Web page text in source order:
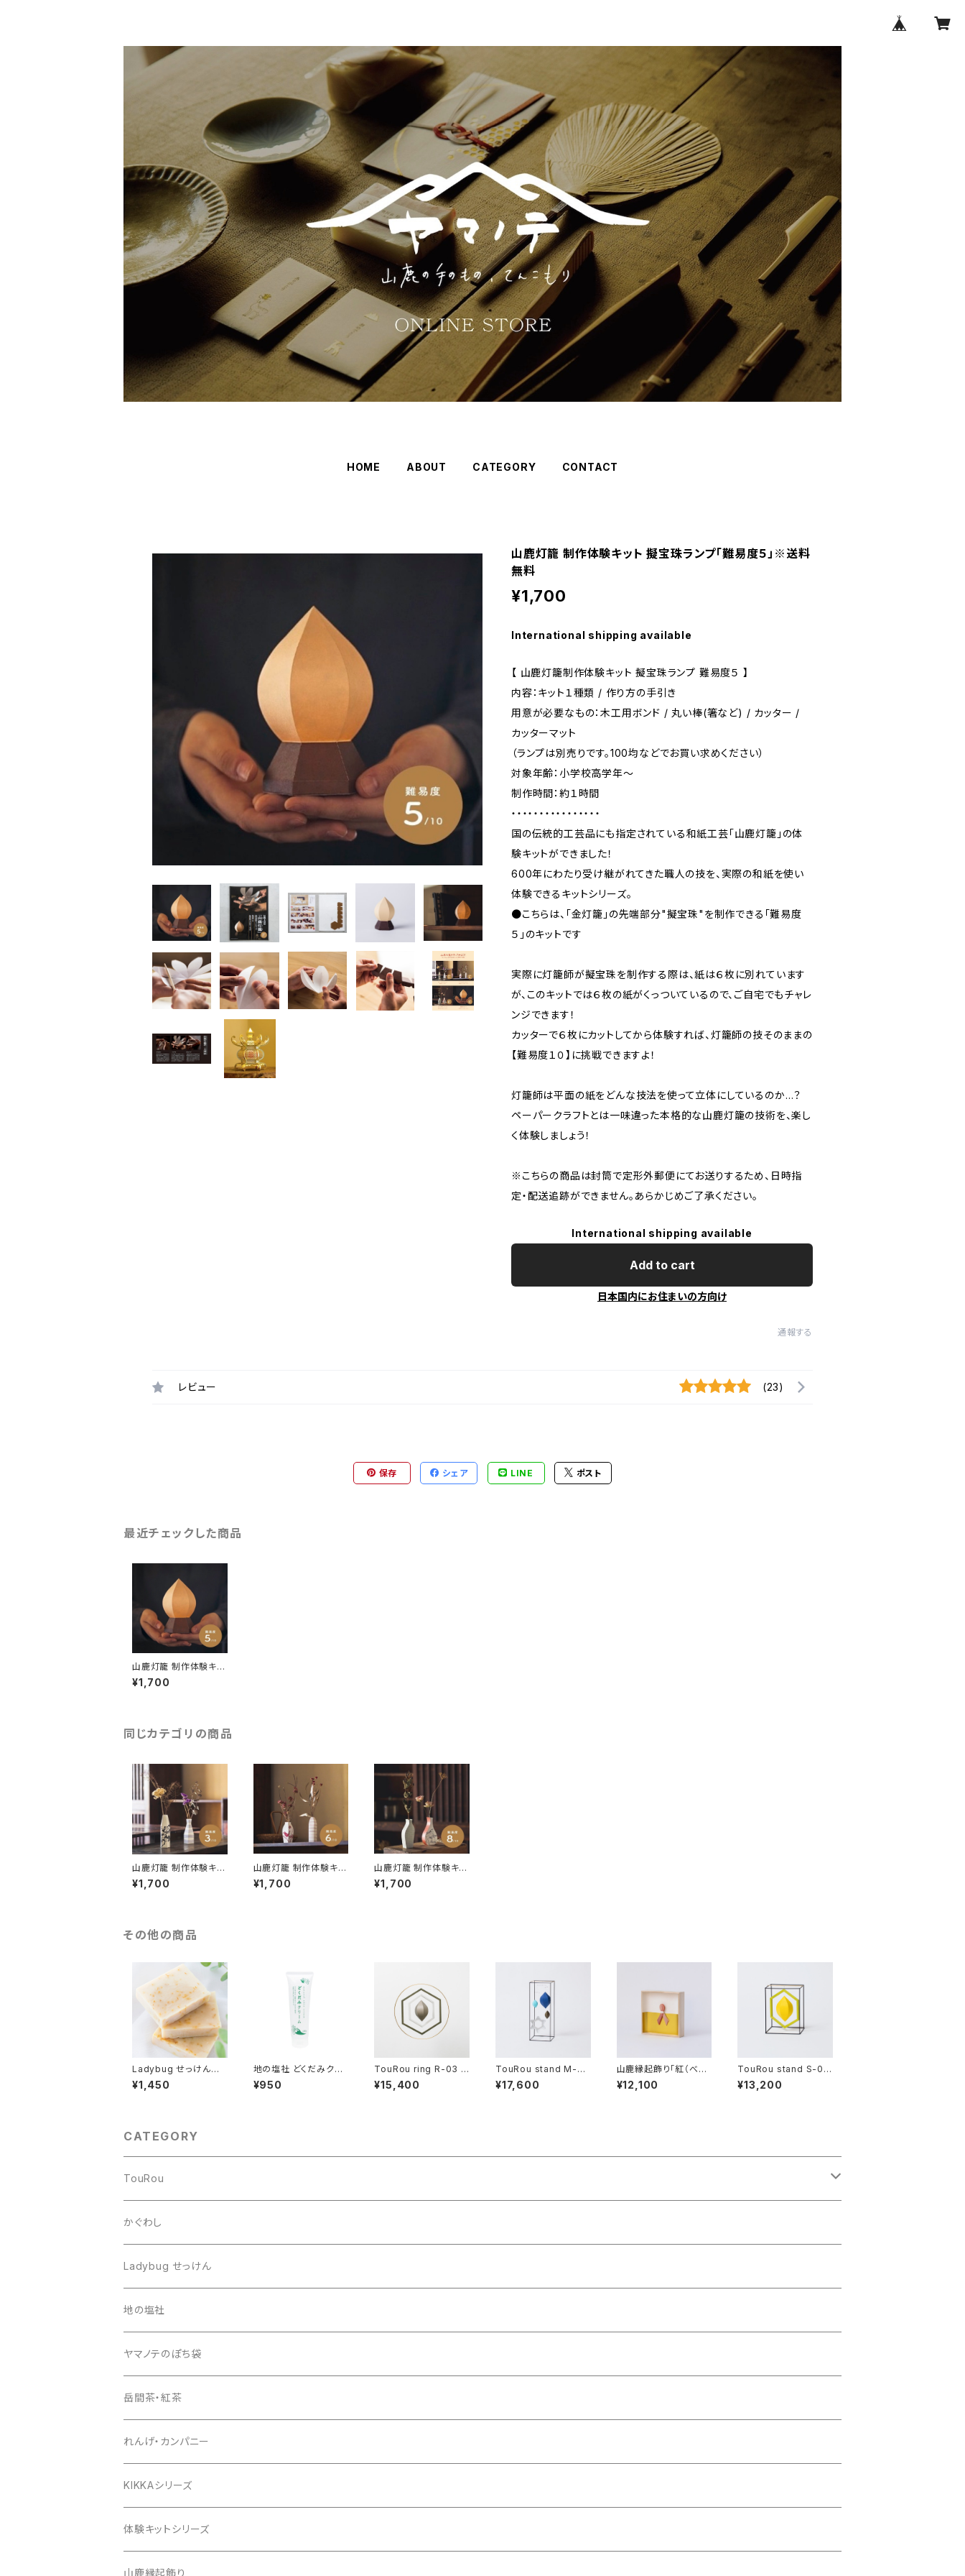
HOME ABOUT CATEGORY CONTACT
山鹿灯籠 制作体験キット 擬宝珠ランプ「難易度５」※送料
無料
¥1,700
International shipping available
【 山鹿灯籠制作体験キット 擬宝珠ランプ 難易度５ 】
内容：キット１種類 / 作り方の手引き
用意が必要なもの：木工用ボンド / 丸い棒(箸など) / カッター /
カッターマット
（ランプは別売りです。100均などでお買い求めください）
対象年齢：小学校高学年〜
制作時間：約１時間
・・・・・・・・・・・・・・・・
国の伝統的工芸品にも指定されている和紙工芸「山鹿灯籠」の体
験キットができました！
600年にわたり受け継がれてきた職人の技を、実際の和紙を使い
体験できるキットシリーズ。
●こちらは、「金灯籠」の先端部分"擬宝珠"を制作できる「難易度
５」のキットです
実際に灯籠師が擬宝珠を制作する際は、紙は６枚に別れています
が、このキットでは６枚の紙がくっついているので、ご自宅でもチャレ
ンジできます！
カッターで６枚にカットしてから体験すれば、灯籠師の技そのままの
【難易度１０】に挑戦できますよ！
灯籠師は平面の紙をどんな技法を使って立体にしているのか…？
ペーパークラフトとは一味違った本格的な山鹿灯籠の技術を、楽し
く体験しましょう！
※こちらの商品は封筒で定形外郵便にてお送りするため、日時指
定・配送追跡ができません。あらかじめご了承ください。
International shipping available
Add to cart
日本国内にお住まいの方向け
通報する
レビュー (23)
保存 シェア LINE ポスト
最近チェックした商品
山鹿灯籠 制作体験キッ
ト 擬宝珠ランプ「難易度
５」※送料無料
¥1,700
同じカテゴリの商品
山鹿灯籠 制作体験キッ
ト ドライフラワーベース
「難易度３」※送料無料
¥1,700
山鹿灯籠 制作体験キッ
ト ドライフラワーベース
「難易度６」※送料無料
¥1,700
山鹿灯籠 制作体験キッ
ト ドライフラワーベース
「難易度８」※送料無料
¥1,700
その他の商品
Ladybug せっけん
はちみつカレンデュラ
¥1,450
地の塩社 どくだみクリ
ーム(185g)
¥950
TouRou ring R-03 （
Mono ）
¥15,400
TouRou stand M-03
（Blue）
¥17,600
山鹿縁起飾り「紅（べ
に） -紅結い-」
¥12,100
TouRou stand S-02
（Citrus）
¥13,200
CATEGORY
TouRou
stand
ring
かぐわし
Ladybug せっけん
地の塩社
ヤマノテのぽち袋
岳間茶・紅茶
れんげ・カンパニー
KIKKAシリーズ
体験キットシリーズ
山鹿縁起飾り